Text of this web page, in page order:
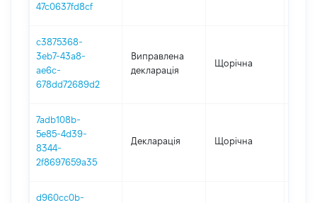
47c0637fd8cf
c3875368-
3eb7-43a8-
ae6c-
678dd72689d2
Виправлена
декларація
Щорічна
7adb108b-
5e85-4d39-
8344-
2f8697659a35
Декларація Щорічна
d960cc0b-